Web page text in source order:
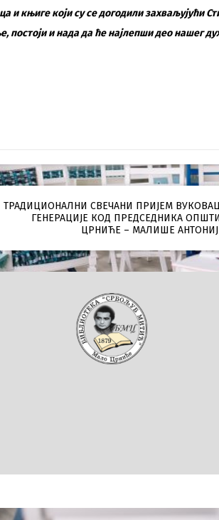
и књиге који су се догодили захваљујући
постоји и нада да ће најлепши део нашег
ТРАДИЦИОНАЛНИ СВЕЧАНИ ПРИЈЕМ
ГЕНЕРАЦИЈЕ КОД ПРЕДСЕДНИКА
ЦРНИЋЕ – МАЛИШЕ